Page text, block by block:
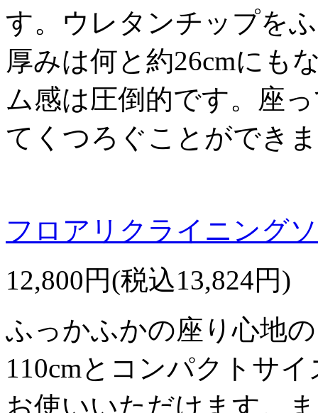
す。ウレタンチップを
厚みは何と約26cmにも
ム感は圧倒的です。座
てくつろぐことができ
フロアリクライニング
12,800円(税込13,824円)
ふっかふかの座り心地
110cmとコンパクトサ
お使いいただけます。